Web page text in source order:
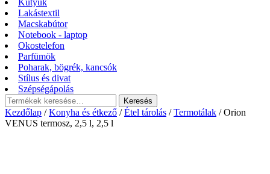
Kütyük
Lakástextil
Macskabútor
Notebook - laptop
Okostelefon
Parfümök
Poharak, bögrék, kancsók
Stílus és divat
Szépségápolás
Keresés
a
következőre:
Keresés
Kezdőlap /Konyha és étkező /Étel tárolás /Termotálak / Orion
VENUS termosz, 2,5 l, 2,5 l